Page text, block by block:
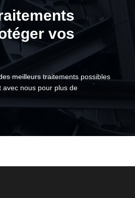
vos
meilleurs traitements possibles
avec nous pour plus de